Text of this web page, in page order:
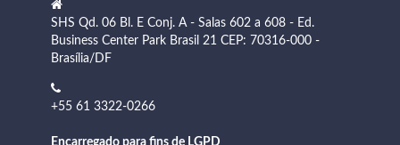
SHS Qd. 06 Bl. E Conj. A - Salas 602 a 608 - Ed.
Business Center Park Brasil 21 CEP: 70316-000 -
Brasília/DF
+55 61 3322-0266
Encarregado para fins de LGPD